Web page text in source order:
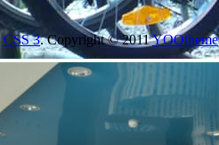
CSS 3. Copyright © 2011YOOtheme